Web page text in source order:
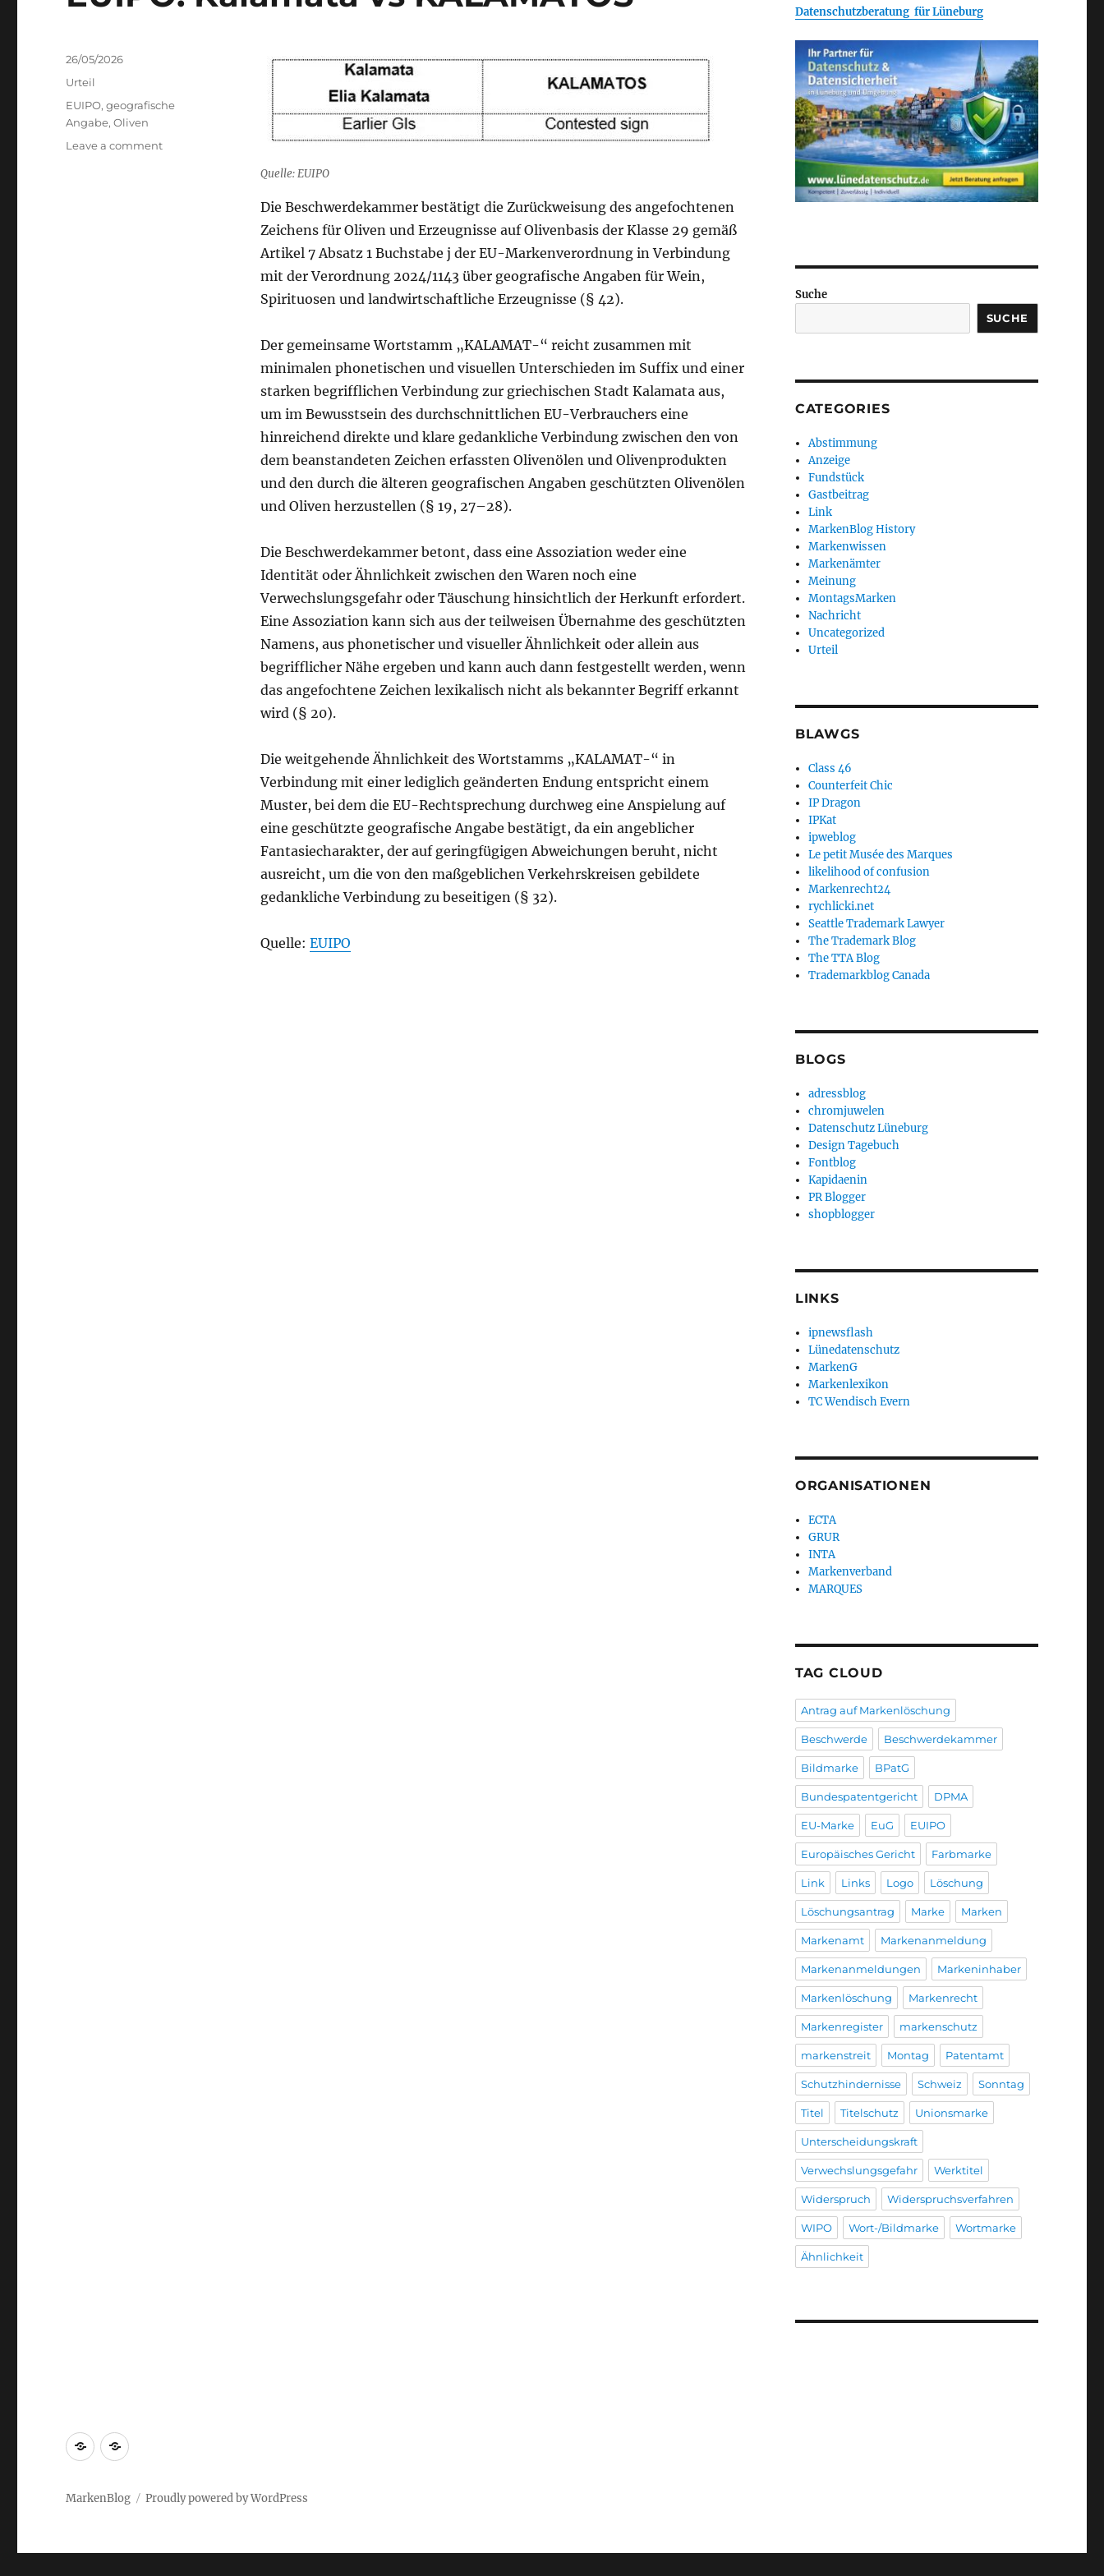
Quelle: EUIPO
Die Beschwerdekammer bestätigt die Zurückweisung des angefochtenen
Zeichens für Oliven und Erzeugnisse auf Olivenbasis der Klasse 29 gemäß
Artikel 7 Absatz 1 Buchstabe j der EU-Markenverordnung in Verbindung
mit der Verordnung 2024/1143 über geografische Angaben für Wein,
Spirituosen und landwirtschaftliche Erzeugnisse (§ 42).
Der gemeinsame Wortstamm „KALAMAT-“ reicht zusammen mit
minimalen phonetischen und visuellen Unterschieden im Suffix und einer
starken begrifflichen Verbindung zur griechischen Stadt Kalamata aus,
um im Bewusstsein des durchschnittlichen EU-Verbrauchers eine
hinreichend direkte und klare gedankliche Verbindung zwischen den von
dem beanstandeten Zeichen erfassten Olivenölen und Olivenprodukten
und den durch die älteren geografischen Angaben geschützten Olivenölen
und Oliven herzustellen (§ 19, 27–28).
Die Beschwerdekammer betont, dass eine Assoziation weder eine
Identität oder Ähnlichkeit zwischen den Waren noch eine
Verwechslungsgefahr oder Täuschung hinsichtlich der Herkunft erfordert.
Eine Assoziation kann sich aus der teilweisen Übernahme des geschützten
Namens, aus phonetischer und visueller Ähnlichkeit oder allein aus
begrifflicher Nähe ergeben und kann auch dann festgestellt werden, wenn
das angefochtene Zeichen lexikalisch nicht als bekannter Begriff erkannt
wird (§ 20).
Die weitgehende Ähnlichkeit des Wortstamms „KALAMAT-“ in
Verbindung mit einer lediglich geänderten Endung entspricht einem
Muster, bei dem die EU-Rechtsprechung durchweg eine Anspielung auf
eine geschützte geografische Angabe bestätigt, da ein angeblicher
Fantasiecharakter, der auf geringfügigen Abweichungen beruht, nicht
ausreicht, um die von den maßgeblichen Verkehrskreisen gebildete
gedankliche Verbindung zu beseitigen (§ 32).
Quelle: EUIPO
Posted
26/05/2026
Categories
Urteil
Tags
EUIPO,geografische
Angabe,Oliven
Leave a commenton
Datenschutzberatung für Lüneburg
Suche
SUCHE
CATEGORIES
Abstimmung
Anzeige
Fundstück
Gastbeitrag
Link
MarkenBlog History
Markenwissen
Markenämter
Meinung
MontagsMarken
Nachricht
Uncategorized
Urteil
BLAWGS
Class 46
Counterfeit Chic
IP Dragon
IPKat
ipweblog
Le petit Musée des Marques
likelihood of confusion
Markenrecht24
rychlicki.net
Seattle Trademark Lawyer
The Trademark Blog
The TTA Blog
Trademarkblog Canada
BLOGS
adressblog
chromjuwelen
Datenschutz Lüneburg
Design Tagebuch
Fontblog
Kapidaenin
PR Blogger
shopblogger
LINKS
ipnewsflash
Lünedatenschutz
MarkenG
Markenlexikon
TC Wendisch Evern
ORGANISATIONEN
ECTA
GRUR
INTA
Markenverband
MARQUES
TAG CLOUD
Antrag auf Markenlöschung
Beschwerde Beschwerdekammer
Bildmarke BPatG
Bundespatentgericht DPMA
EU-Marke EuG EUIPO
Europäisches Gericht Farbmarke
Link Links Logo Löschung
Löschungsantrag Marke Marken
Markenamt Markenanmeldung
Markenanmeldungen Markeninhaber
Markenlöschung Markenrecht
Markenregister markenschutz
markenstreit Montag Patentamt
Schutzhindernisse Schweiz Sonntag
Titel Titelschutz Unionsmarke
Unterscheidungskraft
Verwechslungsgefahr Werktitel
Widerspruch Widerspruchsverfahren
WIPO Wort-/Bildmarke Wortmarke
Ähnlichkeit
Markenrecherche
Gastbeiträge
MarkenBlog Proudly powered by WordPress